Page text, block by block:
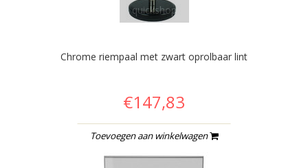
quickshop
Chrome riempaal met zwart oprolbaar lint
€147,83
Toevoegen aan winkelwagen